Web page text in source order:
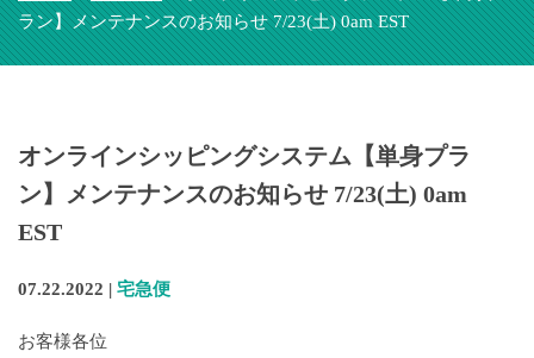
ラン】メンテナンスのお知らせ 7/23(土) 0am EST
オンラインシッピングシステム【単身プラ
ン】メンテナンスのお知らせ 7/23(土) 0am
EST
07.22.2022 | 宅急便
お客様各位